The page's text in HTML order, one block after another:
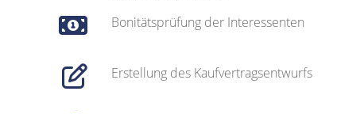
Bonitätsprüfung der Interessenten
Erstellung des Kaufvertragsentwurfs